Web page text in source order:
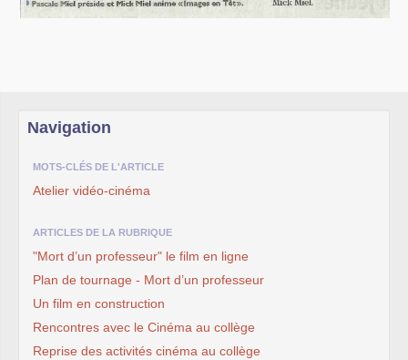
Navigation
MOTS-CLÉS DE L'ARTICLE
Atelier vidéo-cinéma
ARTICLES DE LA RUBRIQUE
"Mort d’un professeur" le film en ligne
Plan de tournage - Mort d’un professeur
Un film en construction
Rencontres avec le Cinéma au collège
Reprise des activités cinéma au collège